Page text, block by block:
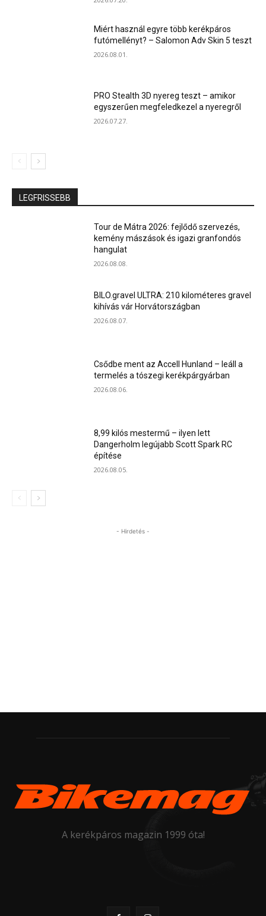
Miért használ egyre több kerékpáros
futómellényt? – Salomon Adv Skin 5 teszt
2026.08.01.
PRO Stealth 3D nyereg teszt – amikor
egyszerűen megfeledkezel a nyeregről
2026.07.27.
LEGFRISSEBB
Tour de Mátra 2026: fejlődő szervezés,
kemény mászások és igazi granfondós
hangulat
2026.08.08.
BILO.gravel ULTRA: 210 kilométeres gravel
kihívás vár Horvátországban
2026.08.07.
Csődbe ment az Accell Hunland – leáll a
termelés a tószegi kerékpárgyárban
2026.08.06.
8,99 kilós mestermű – ilyen lett
Dangerholm legújabb Scott Spark RC
építése
2026.08.05.
- Hirdetés -
A kerékpáros magazin 1999 óta!